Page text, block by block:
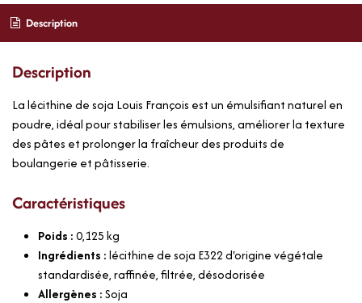
Description
Description
La lécithine de soja Louis François est un émulsifiant naturel en
poudre, idéal pour stabiliser les émulsions, améliorer la texture
des pâtes et prolonger la fraîcheur des produits de
boulangerie et pâtisserie.
Caractéristiques
Poids :0,125kg
Ingrédients :lécithine de soja E322 d'origine végétale
standardisée, raffinée, filtrée, désodorisée
Allergènes :Soja